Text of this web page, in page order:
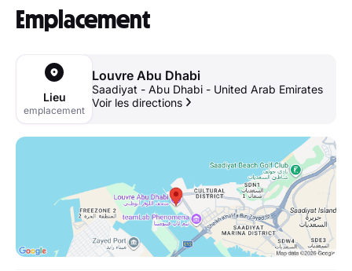
Emplacement
Lieu
emplacement
Louvre Abu Dhabi
Saadiyat - Abu Dhabi - United Arab Emirates
Voir les directions